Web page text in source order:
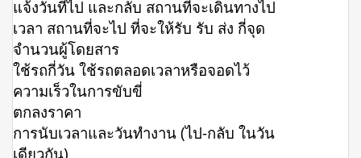
แจ้งวันที่ไป และกลับ สถานที่จะเดินทางไป
เวลา สถานที่จะไป ที่จะให้รับ รับ ส่ง กี่จุด
จำนวนผู้โดยสาร
ใช้รถกี่วัน ใช้รถตลอดเวลาหรือจอดไว้
ความเร็วในการขับขี่
ตกลงราคา
การนับเวลาและวันทำงาน (ไป-กลับ ในวัน
เดียวกัน)